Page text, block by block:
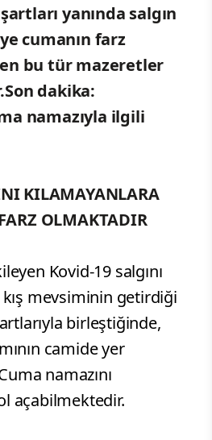
yanında salgın
cumanın farz
bu tür mazeretler
dakika:
namazıyla ilgili
KILAMAYANLARA
OLMAKTADIR
Kovid-19 salgını
mevsiminin getirdiği
birleştiğinde,
camide yer
namazını
açabilmektedir.